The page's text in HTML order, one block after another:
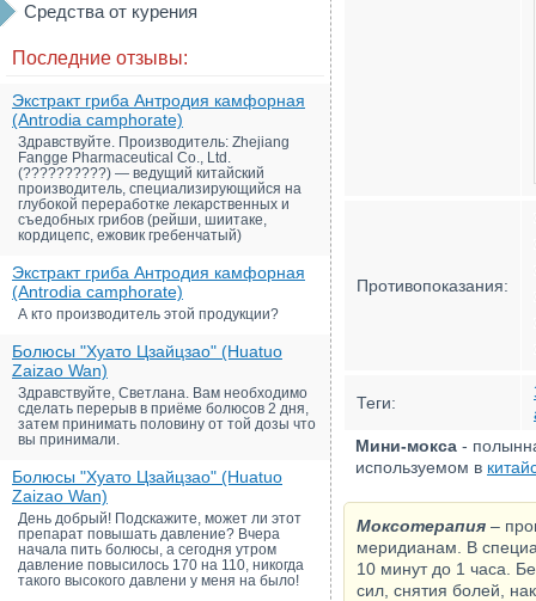
Средства от курения
Последние отзывы:
Экстракт гриба Антродия камфорная
(Antrodia camphorate)
Здравствуйте. Производитель: Zhejiang
Fangge Pharmaceutical Co., Ltd.
(??????????) — ведущий китайский
производитель, специализирующийся на
глубокой переработке лекарственных и
съедобных грибов (рейши, шиитаке,
кордицепс, ежовик гребенчатый)
Экстракт гриба Антродия камфорная
(Antrodia camphorate)
А кто производитель этой продукции?
Болюсы "Хуато Цзайцзао" (Huatuo
Zaizao Wan)
Здравствуйте, Светлана. Вам необходимо
сделать перерыв в приёме болюсов 2 дня,
затем принимать половину от той дозы что
вы принимали.
Болюсы "Хуато Цзайцзао" (Huatuo
Zaizao Wan)
День добрый! Подскажите, может ли этот
препарат повышать давление? Вчера
начала пить болюсы, а сегодня утром
давление повысилось 170 на 110, никогда
такого высокого давлени у меня на было!
Противопоказания:
Теги:
Мини-мокса -
используемом в
Моксотерапия –
меридианам. В
10 минут до 1 часа.
сил, снятия болей,